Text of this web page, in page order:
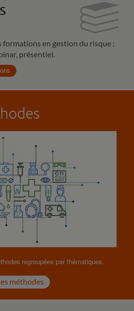
formations en gestion du risque :
présentiel.
regroupées par thématiques.
méthodes